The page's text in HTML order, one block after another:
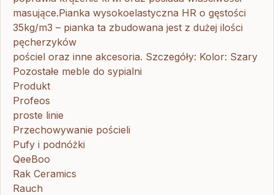
masujące.Pianka wysokoelastyczna HR o gęstości
35kg/m3 – pianka ta zbudowana jest z dużej ilości
pęcherzyków
pościel oraz inne akcesoria. Szczegóły: Kolor: Szary
Pozostałe meble do sypialni
Produkt
Profeos
proste linie
Przechowywanie pościeli
Pufy i podnóżki
QeeBoo
Rak Ceramics
Rauch